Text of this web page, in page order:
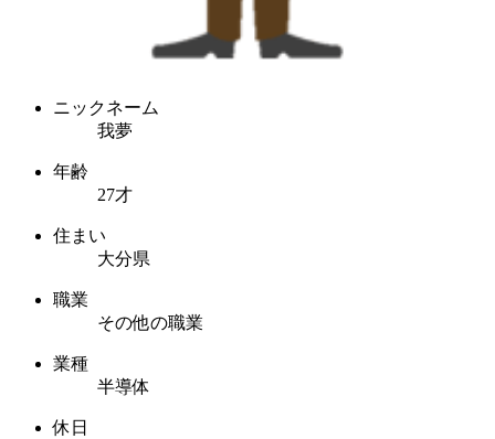
ニックネーム
我夢
年齢
27才
住まい
大分県
職業
その他の職業
業種
半導体
休日